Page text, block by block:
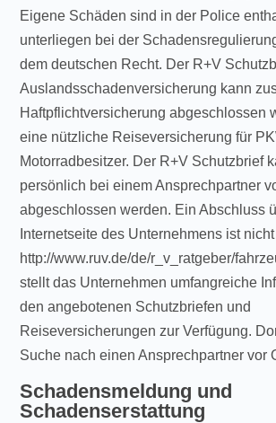
Eigene Schäden sind in der Police
unterliegen bei der
dem deutschen Recht. Der R+V
Auslandsschadenversicherung kann
Haftpflichtversicherung abgeschlossen
eine nützliche Reiseversicherung für
Motorradbesitzer. Der R+V Schutzbrief
persönlich bei einem Ansprechpartner
abgeschlossen werden. Ein Abschluss
Internetseite des Unternehmens ist
http://www.ruv.de/de/r_v_ratgeber/
stellt das Unternehmen umfangreiche
den angebotenen Schutzbriefen und
Reiseversicherungen zur Verfügung.
Suche nach einen Ansprechpartner vor
Schadensmeldung und
Schadenserstattung